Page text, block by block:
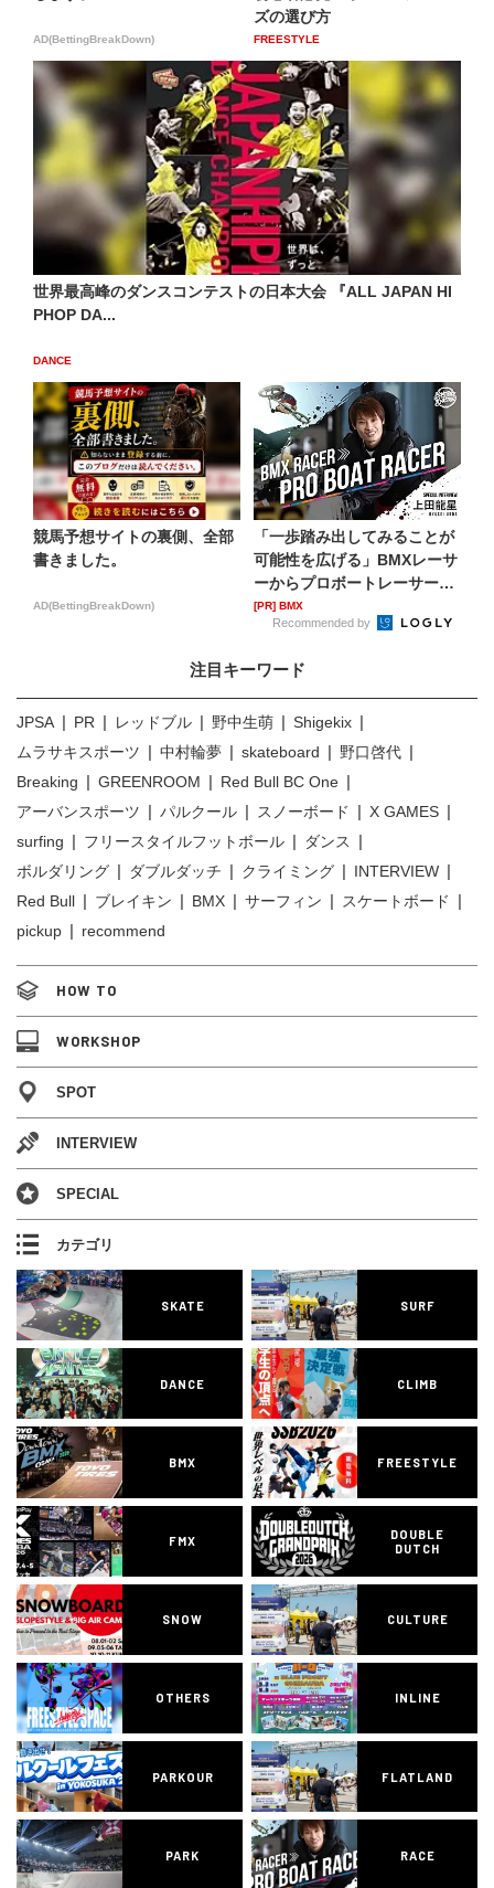
AD(BettingBreakDown)
ズの選び方
FREESTYLE
世界最高峰のダンスコンテストの日本大会 『ALL JAPAN HI
PHOP DA...
DANCE
競馬予想サイトの裏側、全部
書きました。
AD(BettingBreakDown)
「一歩踏み出してみることが
可能性を広げる」BMXレーサ
ーからプロボートレーサー
へ...
[PR] BMX
Recommended by
注目キーワード
JPSA PR レッドブル 野中生萌
Shigekix
ムラサキスポーツ
中村輪夢 skateboard
野口啓代
Breaking
GREENROOM
Red Bull BC One
アーバンスポーツ
パルクール スノーボード
X GAMES
surfing
フリースタイルフットボール
ダンス
ボルダリング
ダブルダッチ クライミング
INTERVIEW
Red Bull
ブレイキン BMX サーフィン
スケートボード
pickup
recommend
HOW TO
WORKSHOP
SPOT
INTERVIEW
SPECIAL
カテゴリ
SKATE SURF
DANCE CLIMB
BMX FREESTYLE
FMX
DOUBLE
DUTCH
SNOW CULTURE
OTHERS INLINE
PARKOUR FLATLAND
PARK RACE